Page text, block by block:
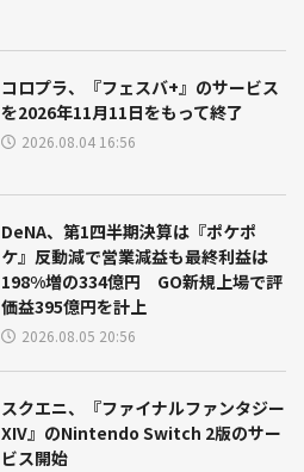
コロプラ、『フェスバ+』のサービス
を2026年11月11日をもって終了
2026.08.04 16:56
DeNA、第1四半期決算は『ポケポ
ケ』反動減で営業減益も最終利益は
198%増の334億円 GO新規上場で評
価益395億円を計上
2026.08.05 20:56
スクエニ、『ファイナルファンタジー
XIV』のNintendo Switch 2版のサー
ビス開始